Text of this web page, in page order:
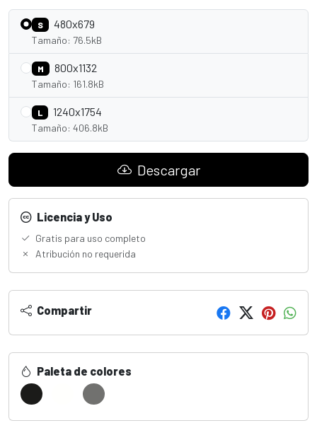
S 480x679
Tamaño: 76.5kB
M 800x1132
Tamaño: 161.8kB
L 1240x1754
Tamaño: 406.8kB
Descargar
Licencia y Uso
Gratis para uso completo
Atribución no requerida
Compartir
Paleta de colores